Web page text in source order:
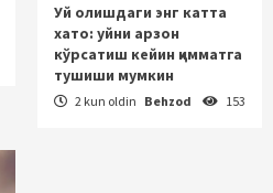
Уй олишдаги энг катта
хато: уйни арзон
кўрсатиш кейин қимматга
тушиши мумкин
2 kun oldin Behzod 153